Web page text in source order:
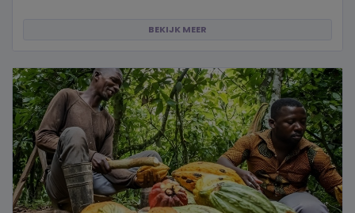
BEKIJK MEER